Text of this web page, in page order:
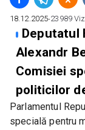
Deputatul
Alexandr
Comisiei
politicilor
18.12.2025∙23989
Parlamentul
specială pentru